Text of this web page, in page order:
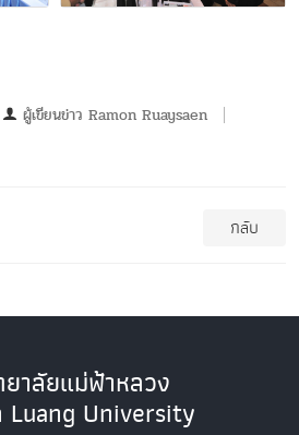
ผู้เขียนข่าว Ramon Ruaysaen
กลับ
าลัยแม่ฟ้าหลวง
Luang University